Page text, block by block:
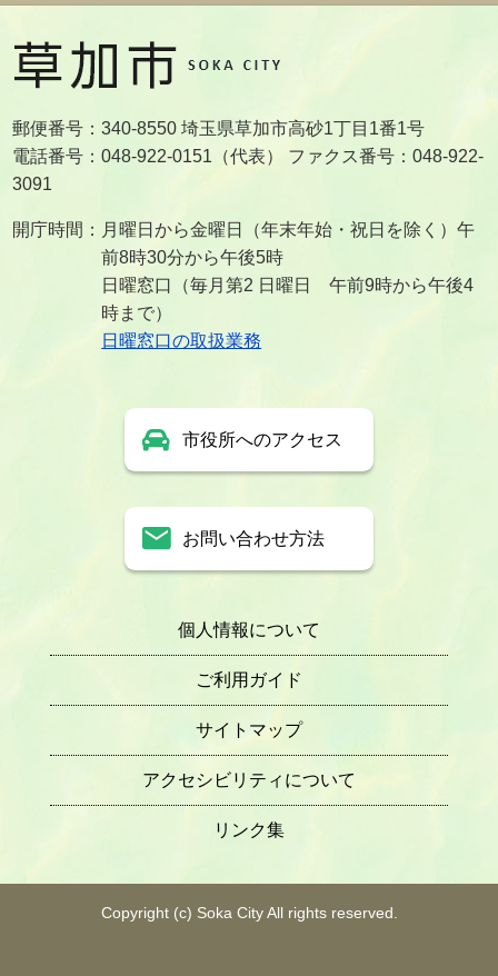
郵便番号：340-8550 埼玉県草加市高砂1丁目1番1号
電話番号：048-922-0151（代表） ファクス番号：048-922-
3091
開庁時間：月曜日から金曜日（年末年始・祝日を除く）午
前8時30分から午後5時
日曜窓口（毎月第2 日曜日 午前9時から午後4
時まで）
日曜窓口の取扱業務
市役所へのアクセス
お問い合わせ方法
個人情報について
ご利用ガイド
サイトマップ
アクセシビリティについて
リンク集
Copyright (c) Soka City All rights reserved.